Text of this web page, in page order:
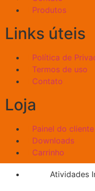
Produtos
Links úteis
Política de
Termos de uso
Contato
Loja
Painel do cliente
Downloads
Carrinho
Atividades